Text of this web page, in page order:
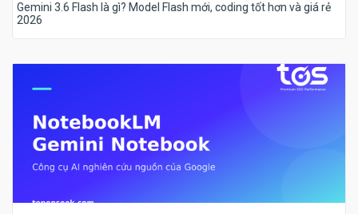
Gemini 3.6 Flash là gì? Model Flash mới, coding tốt hơn và giá rẻ
2026